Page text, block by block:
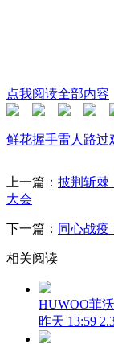
点我阅读全部内容
鲜花握手雷人 路过
上一篇： 披荆斩棘
大会
下一篇： 同心战疫
相关阅读
HUWOO菲
昨天 13:59